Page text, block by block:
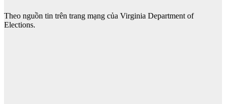
Theo nguồn tin trên trang mạng của Virginia Department of
Elections.